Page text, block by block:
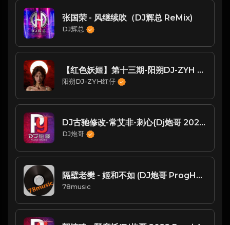
张国荣 - 风继续吹（DJ辉总 ReMix)
DJ辉总
【红色妖姬】第十三期-阳朔DJ-ZYH Remix
阳朔DJ-ZYH红仔
DJ古驰修改-常艾非-刺心{Dj炮哥 2022 Remix}
DJ炮哥
隔壁老樊 - 姬和不如 (DJ炮哥 ProgHouse Remix)
78music